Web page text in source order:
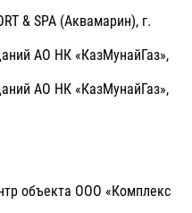
& SPA (Аквамарин), г.
АО НК «КазМунайГаз»,
АО НК «КазМунайГаз»,
объекта ООО «Комплекс